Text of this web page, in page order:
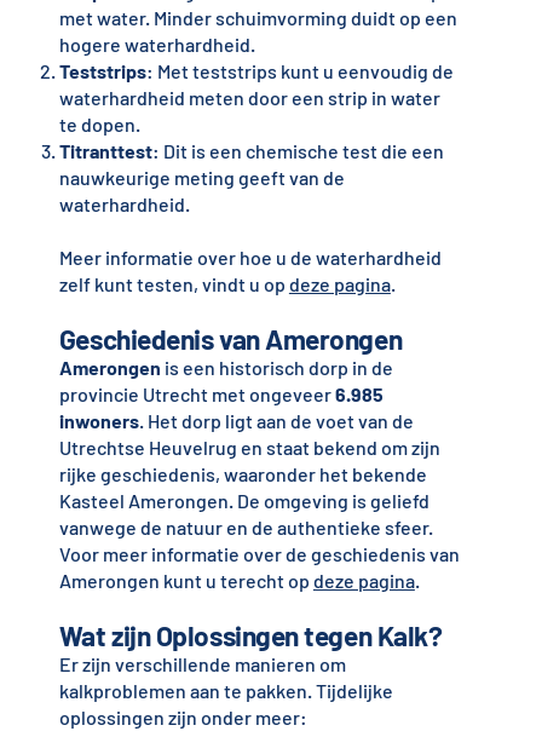
met water. Minder schuimvorming duidt op een
hogere waterhardheid.
Teststrips: Met teststrips kunt u eenvoudig de
waterhardheid meten door een strip in water
te dopen.
Titranttest: Dit is een chemische test die een
nauwkeurige meting geeft van de
waterhardheid.
Meer informatie over hoe u de waterhardheid
zelf kunt testen, vindt u op deze pagina.
Geschiedenis van Amerongen
Amerongen is een historisch dorp in de
provincie Utrecht met ongeveer6.985
inwoners. Het dorp ligt aan de voet van de
Utrechtse Heuvelrug en staat bekend om zijn
rijke geschiedenis, waaronder het bekende
Kasteel Amerongen. De omgeving is geliefd
vanwege de natuur en de authentieke sfeer.
Voor meer informatie over de geschiedenis van
Amerongen kunt u terecht op deze pagina.
Wat zijn Oplossingen tegen Kalk?
Er zijn verschillende manieren om
kalkproblemen aan te pakken. Tijdelijke
oplossingen zijn onder meer: